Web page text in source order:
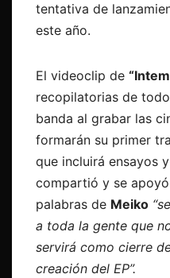
tentativa de
este año.
El videoclip de
recopilatorias de
banda al grabar las
formarán su primer
que incluirá ensayos
compartió y se
palabras de Meiko
a toda la gente que
servirá como cierre
creación del EP”.